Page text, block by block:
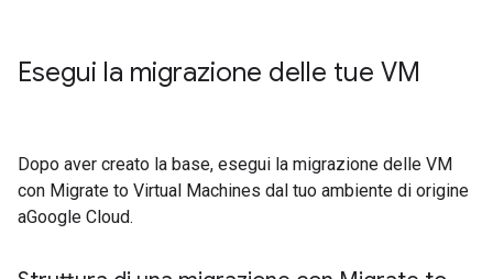
Esegui la migrazione delle tue VM
Dopo aver creato la base, esegui la migrazione delle VM
con Migrate to Virtual Machines dal tuo ambiente di origine
aGoogle Cloud.